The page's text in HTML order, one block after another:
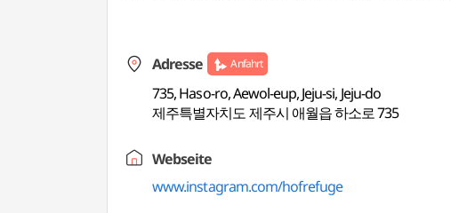
Adresse Anfahrt
735, Haso-ro, Aewol-eup, Jeju-si, Jeju-do
제주특별자치도 제주시 애월읍 하소로 735
Webseite
www.instagram.com/hofrefuge